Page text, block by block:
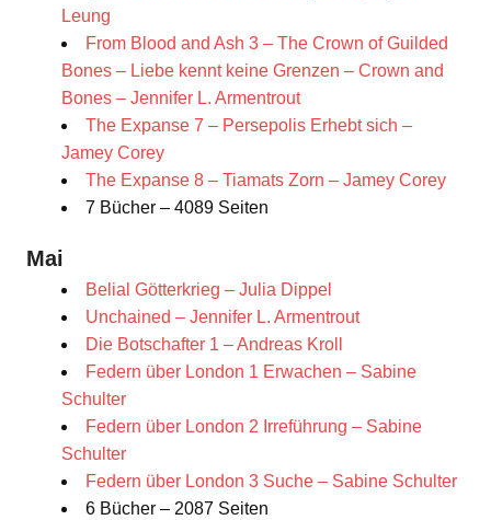
Leung
From Blood and Ash 3 – The Crown of Guilded
Bones – Liebe kennt keine Grenzen – Crown and
Bones – Jennifer L. Armentrout
The Expanse 7 – Persepolis Erhebt sich –
Jamey Corey
The Expanse 8 – Tiamats Zorn – Jamey Corey
7 Bücher – 4089 Seiten
Mai
Belial Götterkrieg – Julia Dippel
Unchained – Jennifer L. Armentrout
Die Botschafter 1 – Andreas Kroll
Federn über London 1 Erwachen – Sabine
Schulter
Federn über London 2 Irreführung – Sabine
Schulter
Federn über London 3 Suche – Sabine Schulter
6 Bücher – 2087 Seiten